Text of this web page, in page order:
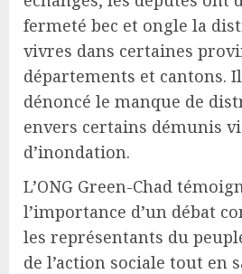
fermeté bec et ongle la
vivres dans certaines
départements et cantons.
dénoncé le manque de
envers certains démunis
d’inondation.
L’ONG Green-Chad
l’importance d’un débat
les représentants du
de l’action sociale tout en